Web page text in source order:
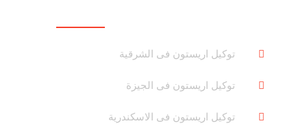
توكيل اريستون فى الشرقية
توكيل اريستون فى الجيزة
توكيل اريستون فى الاسكندرية